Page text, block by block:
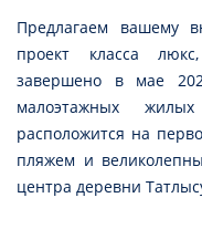
Предлагаем вашему
проект класса
завершено в мае
малоэтажных
расположится на
пляжем и
центра деревни